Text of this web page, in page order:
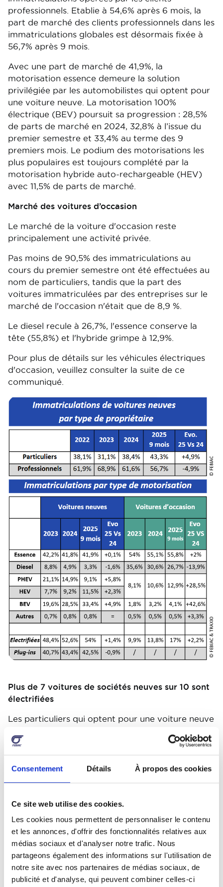
Consentement Détails À propos des cookies
Ce site web utilise des cookies.
Les cookies nous permettent de personnaliser le contenu
et les annonces, d'offrir des fonctionnalités relatives aux
médias sociaux et d'analyser notre trafic. Nous
partageons également des informations sur l'utilisation de
notre site avec nos partenaires de médias sociaux, de
publicité et d'analyse, qui peuvent combiner celles-ci
professionnels. Etablie à 54,6% après 6 mois, la
part de marché des clients professionnels dans les
immatriculations globales est désormais fixée à
56,7% après 9 mois.
Avec une part de marché de 41,9%, la
motorisation essence demeure la solution
privilégiée par les automobilistes qui optent pour
une voiture neuve. La motorisation 100%
électrique (BEV) poursuit sa progression : 28,5%
de parts de marché en 2024, 32,8% à l’issue du
premier semestre et 33,4% au terme des 9
premiers mois. Le podium des motorisations les
plus populaires est toujours complété par la
motorisation hybride auto-rechargeable (HEV)
avec 11,5% de parts de marché.
Marché des voitures d’occasion
Le marché de la voiture d'occasion reste
principalement une activité privée.
Pas moins de 90,5% des immatriculations au
cours du premier semestre ont été effectuées au
nom de particuliers, tandis que la part des
voitures immatriculées par des entreprises sur le
marché de l'occasion n'était que de 8,9 %.
Le diesel recule à 26,7%, l'essence conserve la
tête (55,8%) et l'hybride grimpe à 12,9%.
Pour plus de détails sur les véhicules électriques
d'occasion, veuillez consulter la suite de ce
communiqué.
Image
Plus de 7 voitures de sociétés neuves sur 10 sont
électrifiées
Les particuliers qui optent pour une voiture neuve
motorisation essence (63,6% de parts de
marché). En matière d’électrification, les
particuliers optent toujours très majoritairement
(18,4%).
Du côté des professionnels, plus de sept voitures
neuves sur 10 sont désormais électrifiées avec,
sans surprise, la motorisation 100% électrique
(BEV) qui regroupe la majorité des
immatriculations (52,5% de parts de marché)
assez nettement devant l’hybride rechargeable